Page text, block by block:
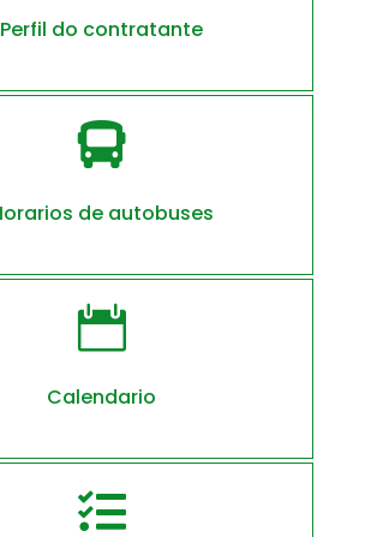
Perfil do contratante

de autobuses

Calendario
